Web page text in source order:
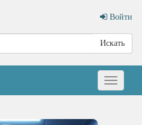
Войти
Искать
Меню